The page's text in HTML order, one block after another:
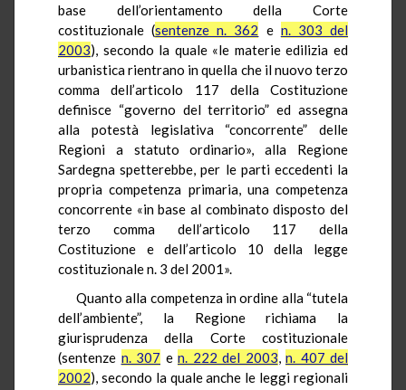
base dell’orientamento della Corte
costituzionale (sentenze n. 362 e n. 303 del
2003), secondo la quale «le materie edilizia ed
urbanistica rientrano in quella che il nuovo terzo
comma dell’articolo 117 della Costituzione
definisce “governo del territorio” ed assegna
alla potestà legislativa “concorrente” delle
Regioni a statuto ordinario», alla Regione
Sardegna spetterebbe, per le parti eccedenti la
propria competenza primaria, una competenza
concorrente «in base al combinato disposto del
terzo comma dell’articolo 117 della
Costituzione e dell’articolo 10 della legge
costituzionale n. 3 del 2001».
Quanto alla competenza in ordine alla “tutela
dell’ambiente”, la Regione richiama la
giurisprudenza della Corte costituzionale
(sentenze n. 307 e n. 222 del 2003, n. 407 del
2002), secondo la quale anche le leggi regionali